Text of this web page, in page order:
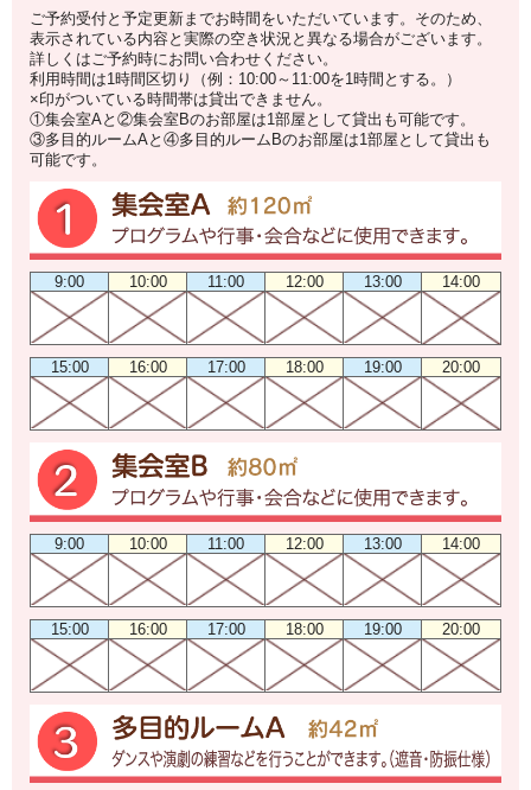
ご予約受付と予定更新までお時間をいただいています。そのため、
表示されている内容と実際の空き状況と異なる場合がございます。
詳しくはご予約時にお問い合わせください。
利用時間は1時間区切り（例：10:00～11:00を1時間とする。）
×印がついている時間帯は貸出できません。
①集会室Aと②集会室Bのお部屋は1部屋として貸出も可能です。
③多目的ルームAと④多目的ルームBのお部屋は1部屋として貸出も
可能です。
9:00 10:00 11:00 12:00 13:00 14:00
15:00 16:00 17:00 18:00 19:00 20:00
9:00 10:00 11:00 12:00 13:00 14:00
15:00 16:00 17:00 18:00 19:00 20:00